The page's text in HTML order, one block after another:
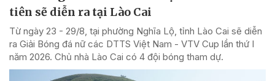
tiên sẽ diễn ra tại Lào Cai
Từ ngày 23 - 29/8, tại phường Nghĩa Lộ, tỉnh Lào Cai sẽ diễn
ra Giải Bóng đá nữ các DTTS Việt Nam - VTV Cup lần thứ I
năm 2026. Chủ nhà Lào Cai có 4 đội bóng tham dự.